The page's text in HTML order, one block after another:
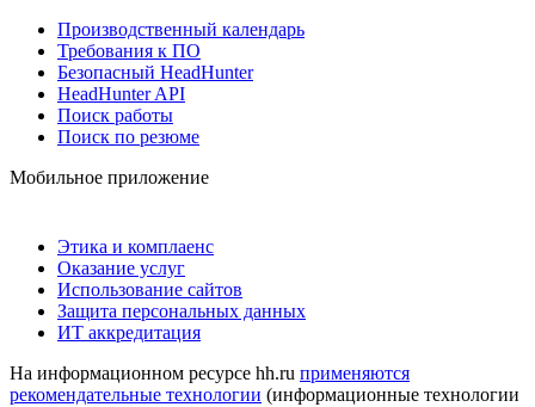
Производственный календарь
Требования к ПО
Безопасный HeadHunter
HeadHunter API
Поиск работы
Поиск по резюме
Мобильное приложение
Этика и комплаенс
Оказание услуг
Использование сайтов
Защита персональных данных
ИТ аккредитация
На информационном ресурсе hh.ru применяются
рекомендательные технологии (информационные технологии